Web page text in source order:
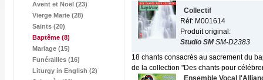
Avent et Noël (23)
Vierge Marie (28)
Saints (20)
Baptême (8)
Mariage (15)
Funérailles (16)
Liturgy in English (2)
Collectif
Réf: M001614
Produit original:
Studio SM SM-D2383
18 chants consacrés au sacrement du
de la collection "Des chants pour
Ensemble Vocal